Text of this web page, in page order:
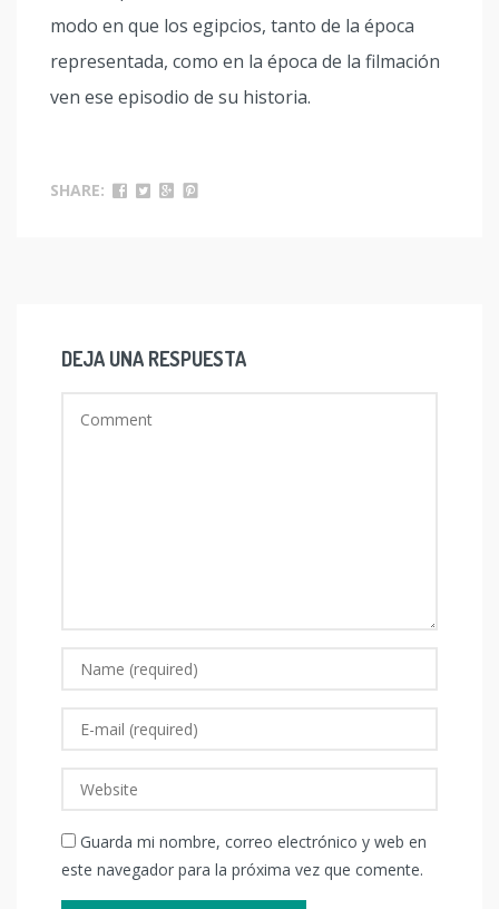
modo en que los egipcios, tanto de la época
representada, como en la época de la filmación
ven ese episodio de su historia.
SHARE:
DEJA UNA RESPUESTA
Guarda mi nombre, correo electrónico y web en
este navegador para la próxima vez que comente.